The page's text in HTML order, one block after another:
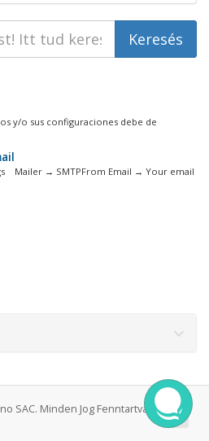
y/o sus configuraciones debe de
Mailer → SMTPFrom Email → Your email
SAC. Minden Jog Fenntartva.